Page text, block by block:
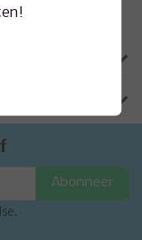
Abonneer